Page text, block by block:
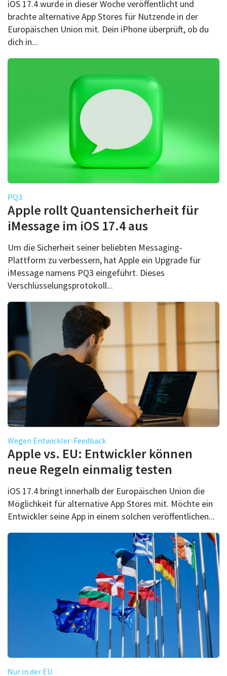
iOS 17.4 wurde in dieser Woche veröffentlicht und
brachte alternative App Stores für Nutzende in der
Europäischen Union mit. Dein iPhone überprüft, ob du
dich in...
PQ3
Apple rollt Quantensicherheit für
iMessage im iOS 17.4 aus
Um die Sicherheit seiner beliebten Messaging-
Plattform zu verbessern, hat Apple ein Upgrade für
iMessage namens PQ3 eingeführt. Dieses
Verschlüsselungsprotokoll...
Wegen Entwickler-Feedback
Apple vs. EU: Entwickler können
neue Regeln einmalig testen
iOS 17.4 bringt innerhalb der Europäischen Union die
Möglichkeit für alternative App Stores mit. Möchte ein
Entwickler seine App in einem solchen veröffentlichen...
Nur in der EU